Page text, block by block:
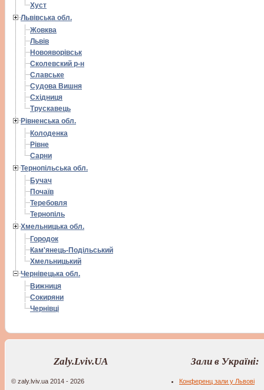
Хуст
Львівська обл.
Жовква
Львів
Новояворівськ
Сколевский р-н
Славське
Судова Вишня
Східниця
Трускавець
Рівненська обл.
Колоденка
Рівне
Сарни
Тернопільська обл.
Бучач
Почаїв
Теребовля
Тернопіль
Хмельницька обл.
Городок
Кам'янець-Подільський
Хмельницький
Чернівецька обл.
Вижниця
Сокиряни
Чернівці
Zaly.Lviv.UA
© zaly.lviv.ua 2014 - 2026
Зали в Україні:
Конференц зали у Львові